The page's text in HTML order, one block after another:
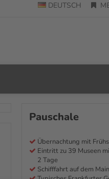
DEUTSCH
Pauschale
Übernachtung mit
Eintritt zu 39 Museen
2 Tage
Schifffahrt auf dem Main